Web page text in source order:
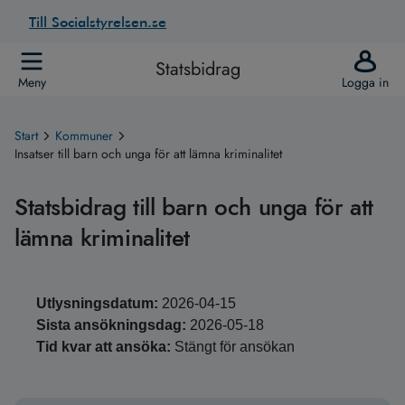
Till Socialstyrelsen.se
Meny Statsbidrag Logga in
Start
Kommuner
Insatser till barn och unga för att lämna kriminalitet
Statsbidrag till barn och unga för att
lämna kriminalitet
Utlysningsdatum: 2026-04-15
Sista ansökningsdag: 2026-05-18
Tid kvar att ansöka: Stängt för ansökan